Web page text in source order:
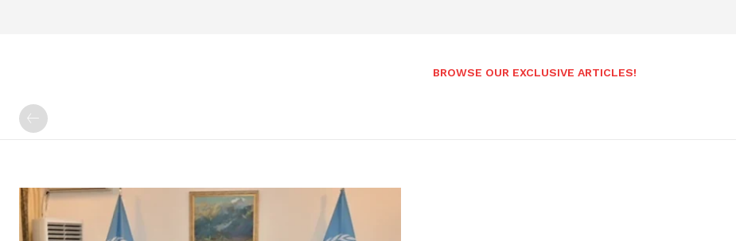
BROWSE OUR EXCLUSIVE ARTICLES!